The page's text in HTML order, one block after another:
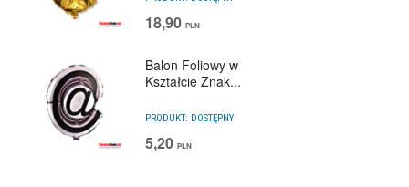
18,90 PLN
Balon Foliowy w
Kształcie Znak...
PRODUKT: DOSTĘPNY
5,20 PLN